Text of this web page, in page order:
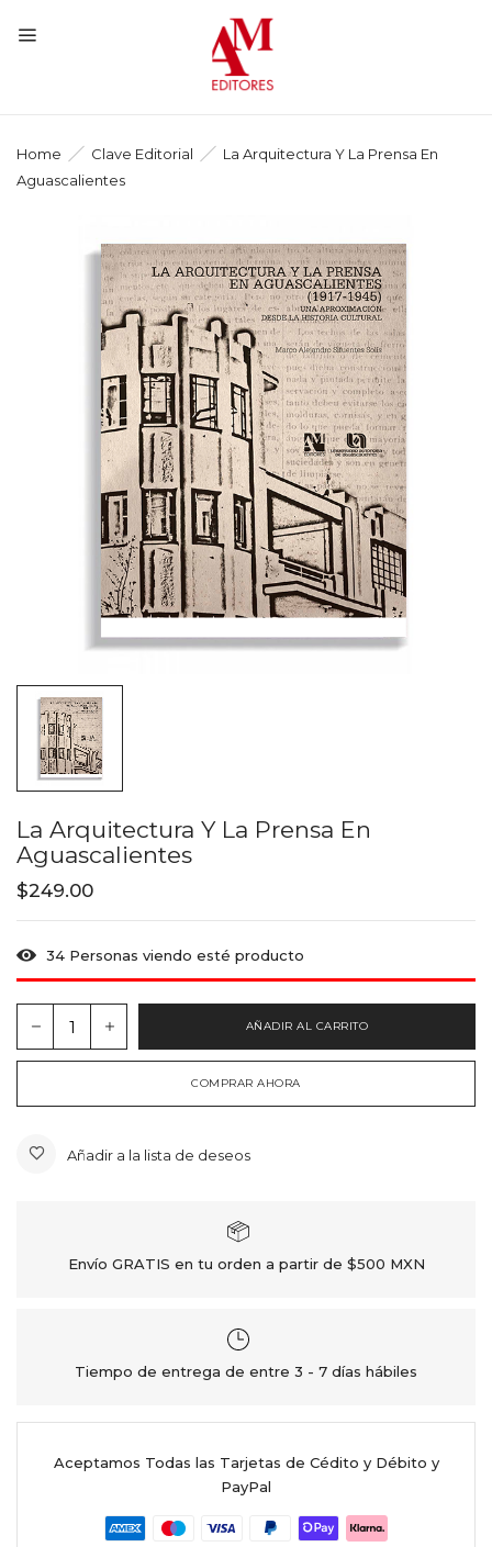
Home Clave Editorial
La Arquitectura Y La Prensa En
Aguascalientes
La Arquitectura Y La Prensa En
Aguascalientes
$249.00
34 Personas viendo esté producto
AÑADIR AL CARRITO
COMPRAR AHORA
Añadir a la lista de deseos
Envío GRATIS en tu orden a partir de $500 MXN
Tiempo de entrega de entre 3 - 7 días hábiles
Aceptamos Todas las Tarjetas de Cédito y Débito y
PayPal